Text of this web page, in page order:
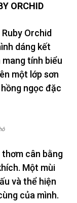
ORCHID
Orchid
dáng kết
tính biểu
một lớp sơn
ngọc đặc
cân bằng
Một mùi
và thể hiện
của mình.